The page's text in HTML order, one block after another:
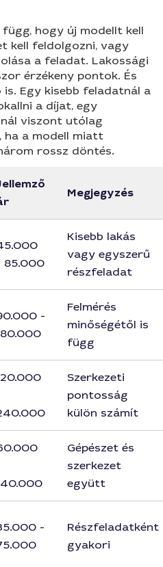
hogy új modellt kell
kell feldolgozni, vagy
a feladat. Lakossági
érzékeny pontok. És
Egy kisebb feladatnál a
a díjat, egy
viszont utólag
ha a modell miatt
rossz döntés.
Megjegyzés
85.000
Kisebb lakás
vagy egyszerű
részfeladat
-
Felmérés
minőségétől is
függ
Szerkezeti
pontosság
külön számít
Gépészet és
szerkezet
együtt
-
Részfeladatként
gyakori